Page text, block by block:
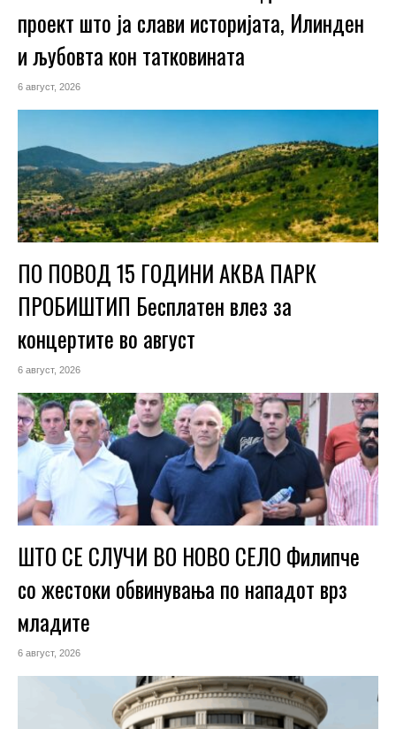
проект што ја слави историјата, Илинден
и љубовта кон татковината
6 август, 2026
ПО ПОВОД 15 ГОДИНИ АКВА ПАРК
ПРОБИШТИП Бесплатен влез за
концертите во август
6 август, 2026
ШТО СЕ СЛУЧИ ВО НОВО СЕЛО Филипче
со жестоки обвинувања по нападот врз
младите
6 август, 2026